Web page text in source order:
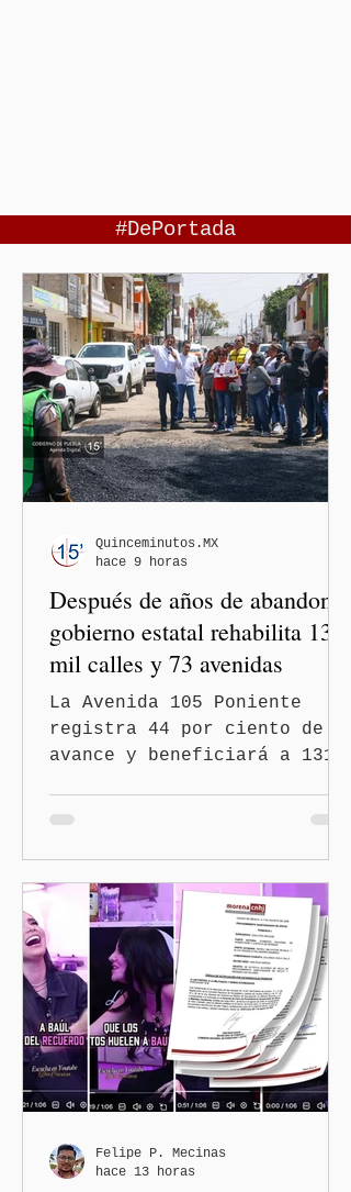
#DePortada
Después de años de abandono,
gobierno estatal rehabilita 13
mil calles y 73 avenidas
La Avenida 105 Poniente
registra 44 por ciento de
avance y beneficiará a 131
73 avenidas durante 2026,
el gobernador Alejandro
Armenta Mier supervisó la
rehabilitación de la
Avenida 105 Poniente, obra
que registra 44 por ciento
de avance y forma parte del
programa estatal para
recuperar vialidades
prioritarias, fortalecer la
condiciones de seguridad de
las familias poblanas, en e
Quinceminutos.MX
hace 9 horas
Felipe P. Mecinas
hace 13 horas